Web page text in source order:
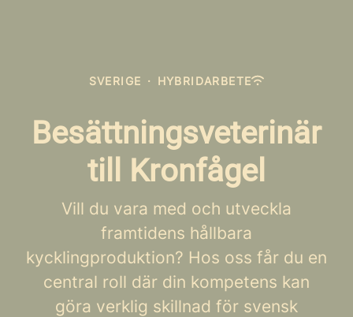
SVERIGE · HYBRIDARBETE
Besättningsveterinär
till Kronfågel
Vill du vara med och utveckla
framtidens hållbara
kycklingproduktion? Hos oss får du en
central roll där din kompetens kan
göra verklig skillnad för svensk